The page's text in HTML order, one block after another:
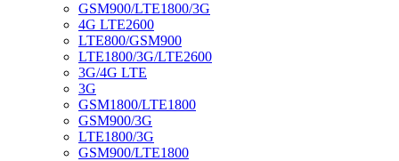
GSM900/LTE1800/3G
4G LTE2600
LTE800/GSM900
LTE1800/3G/LTE2600
3G/4G LTE
3G
GSM1800/LTE1800
GSM900/3G
LTE1800/3G
GSM900/LTE1800